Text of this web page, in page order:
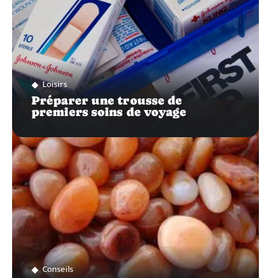
Loisirs
Préparer une trousse de
premiers soins de voyage
Conseils